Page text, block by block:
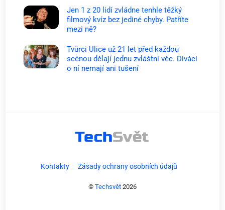
Jen 1 z 20 lidí zvládne tenhle těžký
filmový kvíz bez jediné chyby. Patříte
mezi ně?
Tvůrci Ulice už 21 let před každou
scénou dělají jednu zvláštní věc. Diváci
o ní nemají ani tušení
Kontakty Zásady ochrany osobních údajů
© Techsvět 2026